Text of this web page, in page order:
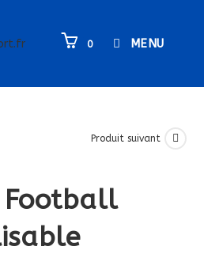
0 MENU
Produit suivant